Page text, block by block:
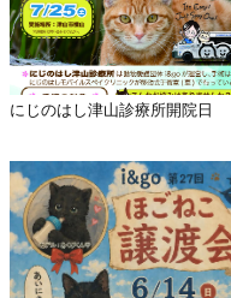
にじのはし津山診療所開院日